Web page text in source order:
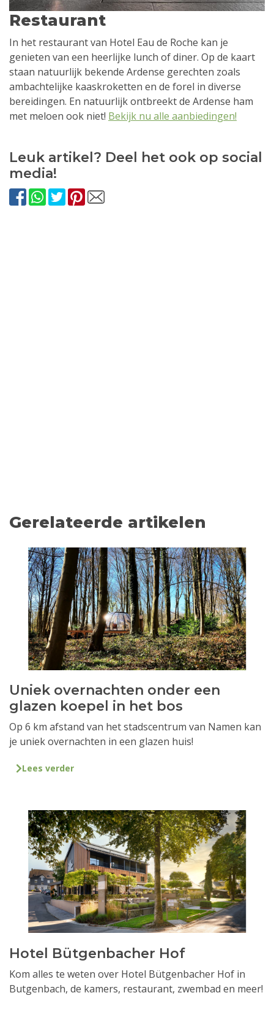
Restaurant
In het restaurant van Hotel Eau de Roche kan je
genieten van een heerlijke lunch of diner. Op de kaart
staan natuurlijk bekende Ardense gerechten zoals
ambachtelijke kaaskroketten en de forel in diverse
bereidingen. En natuurlijk ontbreekt de Ardense ham
met meloen ook niet! Bekijk nu alle aanbiedingen!
Leuk artikel? Deel het ook op social
media!
Gerelateerde artikelen
Uniek overnachten onder een
glazen koepel in het bos
Op 6 km afstand van het stadscentrum van Namen kan
je uniek overnachten in een glazen huis!
Lees verder
Hotel Bütgenbacher Hof
Kom alles te weten over Hotel Bütgenbacher Hof in
Butgenbach, de kamers, restaurant, zwembad en meer!